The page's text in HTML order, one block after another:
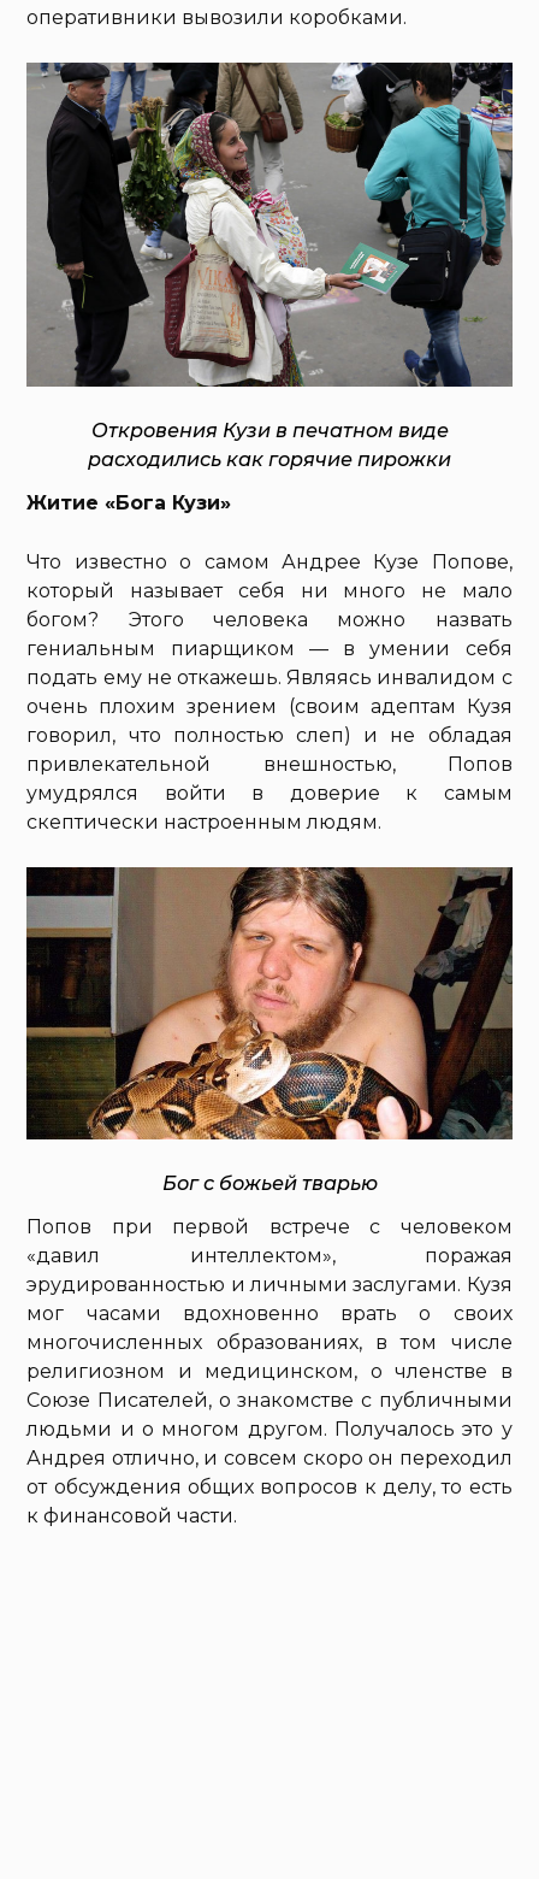
оперативники вывозили коробками.
Откровения Кузи в печатном виде
расходились как горячие пирожки
Житие «Бога Кузи»
Что известно о самом Андрее Кузе Попове,
который называет себя ни много не мало
богом? Этого человека можно назвать
гениальным пиарщиком — в умении себя
подать ему не откажешь. Являясь инвалидом с
очень плохим зрением (своим адептам Кузя
говорил, что полностью слеп) и не обладая
привлекательной внешностью, Попов
умудрялся войти в доверие к самым
скептически настроенным людям.
Бог с божьей тварью
Попов при первой встрече с человеком
«давил интеллектом», поражая
эрудированностью и личными заслугами. Кузя
мог часами вдохновенно врать о своих
многочисленных образованиях, в том числе
религиозном и медицинском, о членстве в
Союзе Писателей, о знакомстве с публичными
людьми и о многом другом. Получалось это у
Андрея отлично, и совсем скоро он переходил
от обсуждения общих вопросов к делу, то есть
к финансовой части.